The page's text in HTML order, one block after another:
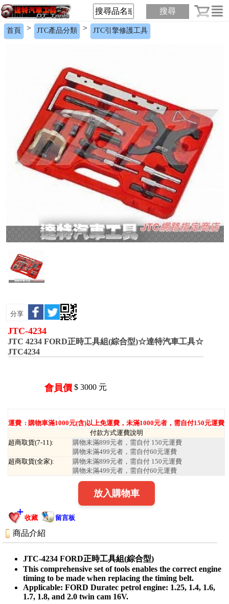
搜尋
首頁 > JTC產品分類 > JTC引擎修護工具
分享
JTC-4234
JTC 4234 FORD正時工具組(綜合型)☆達特汽車工具☆
JTC4234
會員價 $ 3000 元
運費 : 購物車滿1000元(含)以上免運費，未滿1000元者，需自付150元運費
付款方式運費說明
超商取貨(7-11):
購物未滿899元者，需自付 150元運費
購物未滿499元者，需自付60元運費
超商取貨(全家):
購物未滿899元者，需自付 150元運費
購物未滿499元者，需自付60元運費
放入購物車
收藏 留言板
商品介紹
JTC-4234 FORD正時工具組(綜合型)
This comprehensive set of tools enables the correct engine
timing to be made when replacing the timing belt.
Applicable: FORD Duratec petrol engine: 1.25, 1.4, 1.6,
1.7, 1.8, and 2.0 twin cam 16V.